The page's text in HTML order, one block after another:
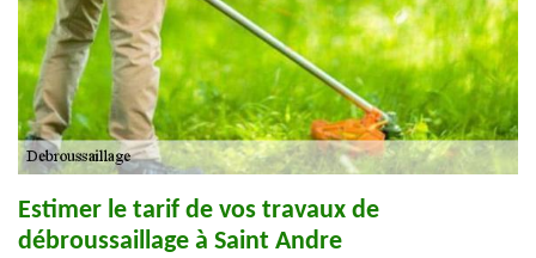
Estimer le tarif de vos travaux de
débroussaillage à Saint Andre